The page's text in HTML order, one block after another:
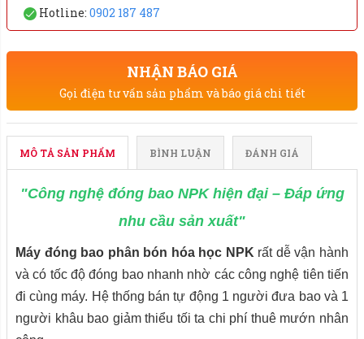
Hotline: 0902 187 487
NHẬN BÁO GIÁ
Gọi điện tư vấn sản phẩm và báo giá chi tiết
MÔ TẢ SẢN PHẨM BÌNH LUẬN ĐÁNH GIÁ
"Công nghệ đóng bao NPK hiện đại – Đáp ứng
nhu cầu sản xuất"
Máy đóng bao phân bón hóa học NPK rất dễ vận hành
và có tốc độ đóng bao nhanh nhờ các công nghệ tiên tiến
đi cùng máy. Hệ thống bán tự động 1 người đưa bao và 1
người khâu bao giảm thiểu tối ta chi phí thuê mướn nhân